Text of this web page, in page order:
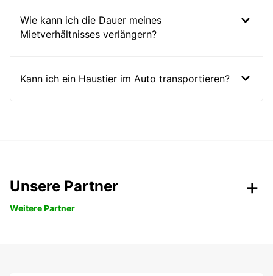
Wie kann ich die Dauer meines
Mietverhältnisses verlängern?
Kann ich ein Haustier im Auto transportieren?
Unsere Partner
Weitere Partner